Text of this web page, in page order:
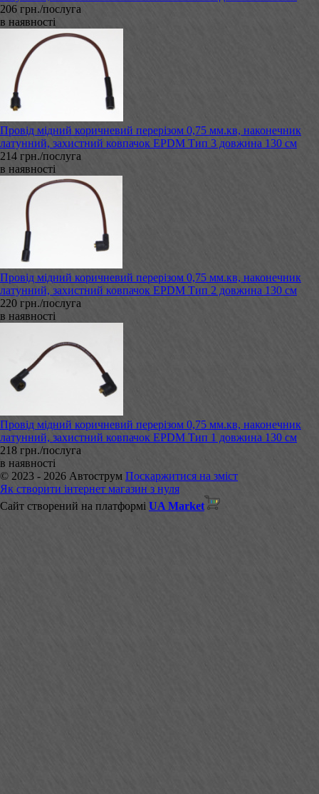
206 грн./послуга
в наявності
Провід мідний коричневий перерізом 0,75 мм.кв, наконечник
латунний, захистний ковпачок EPDM Тип 3 довжина 130 см
214 грн./послуга
в наявності
Провід мідний коричневий перерізом 0,75 мм.кв, наконечник
латунний, захистний ковпачок EPDM Тип 2 довжина 130 см
220 грн./послуга
в наявності
Провід мідний коричневий перерізом 0,75 мм.кв, наконечник
латунний, захистний ковпачок EPDM Тип 1 довжина 130 см
218 грн./послуга
в наявності
© 2023 - 2026 Автострум Поскаржитися на зміст
Як створити інтернет магазин з нуля
Сайт створений на платформі UA Market